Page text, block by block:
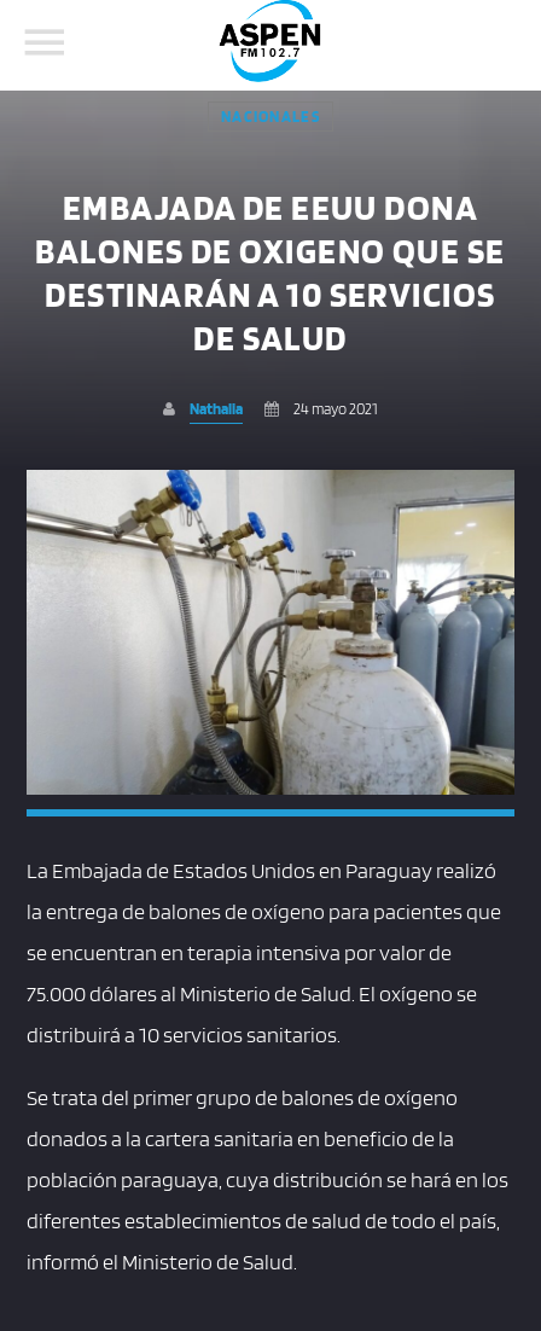
BUSCAR EN EL SITIO:
COMPARTE ESTA PÁGINA EN:
Whatsapp
NACIONALES
EMBAJADA DE EEUU DONA
BALONES DE OXIGENO QUE SE
DESTINARÁN A 10 SERVICIOS
DE SALUD
Nathalia 24 mayo 2021
La Embajada de Estados Unidos en Paraguay realizó
la entrega de balones de oxígeno para pacientes que
se encuentran en terapia intensiva por valor de
75.000 dólares al Ministerio de Salud. El oxígeno se
distribuirá a 10 servicios sanitarios.
Se trata del primer grupo de balones de oxígeno
donados a la cartera sanitaria en beneficio de la
población paraguaya, cuya distribución se hará en los
diferentes establecimientos de salud de todo el país,
informó el Ministerio de Salud.